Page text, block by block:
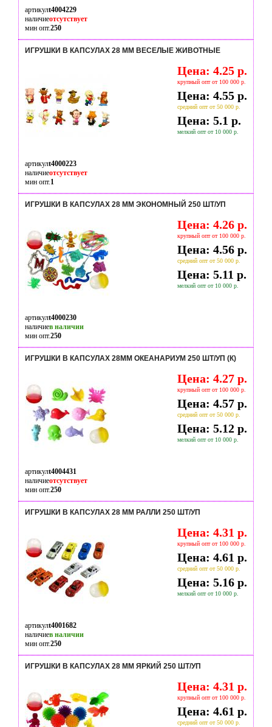
артикулt4004229
наличиеотсутствует
мин опт.250
ИГРУШКИ В КАПСУЛАХ 28 ММ ВЕСЕЛЫЕ ЖИВОТНЫЕ
Цена: 4.25 р.
крупный опт от 100 000 р.
Цена: 4.55 р.
средний опт от 50 000 р.
Цена: 5.1 р.
мелкий опт от 10 000 р.
артикулt4000223
наличиеотсутствует
мин опт.1
ИГРУШКИ В КАПСУЛАХ 28 ММ ЭКОНОМНЫЙ 250 ШТ/УП
Цена: 4.26 р.
крупный опт от 100 000 р.
Цена: 4.56 р.
средний опт от 50 000 р.
Цена: 5.11 р.
мелкий опт от 10 000 р.
артикулt4000230
наличиев наличии
мин опт.250
ИГРУШКИ В КАПСУЛАХ 28ММ ОКЕАНАРИУМ 250 ШТ/УП (К)
Цена: 4.27 р.
крупный опт от 100 000 р.
Цена: 4.57 р.
средний опт от 50 000 р.
Цена: 5.12 р.
мелкий опт от 10 000 р.
артикулt4004431
наличиеотсутствует
мин опт.250
ИГРУШКИ В КАПСУЛАХ 28 ММ РАЛЛИ 250 ШТ/УП
Цена: 4.31 р.
крупный опт от 100 000 р.
Цена: 4.61 р.
средний опт от 50 000 р.
Цена: 5.16 р.
мелкий опт от 10 000 р.
артикулt4001682
наличиев наличии
мин опт.250
ИГРУШКИ В КАПСУЛАХ 28 ММ ЯРКИЙ 250 ШТ/УП
Цена: 4.31 р.
крупный опт от 100 000 р.
Цена: 4.61 р.
средний опт от 50 000 р.